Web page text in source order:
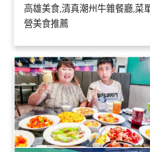
高雄美食,清真潮州牛雜餐廳,菜
營美食推薦